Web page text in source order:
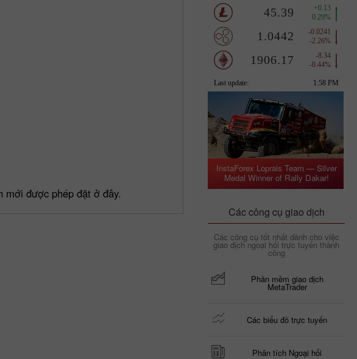
mới được phép đặt ở đây.
InstaForex Loprais Team — Silver
Medal Winner of Rally Dakar!
Các công cụ giao dịch
Các công cụ tốt nhất dành cho việc
giao dịch ngoại hối trực tuyến thành
công
Phần mềm giao dịch
MetaTrader
Các biểu đồ trực tuyến
Phân tích Ngoại hối